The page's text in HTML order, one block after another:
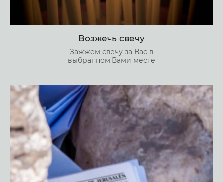
Возжечь свечу
Зажжем свечу за Вас в
выбранном Вами месте